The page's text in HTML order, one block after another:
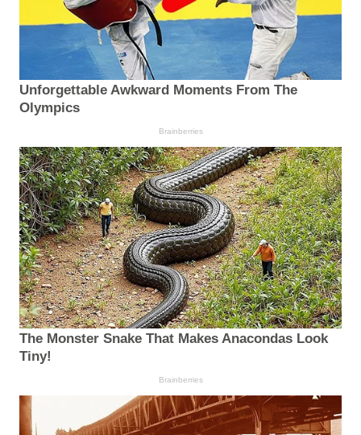
Unforgettable Awkward Moments From The
Olympics
Brainberries
The Monster Snake That Makes Anacondas Look
Tiny!
Brainberries